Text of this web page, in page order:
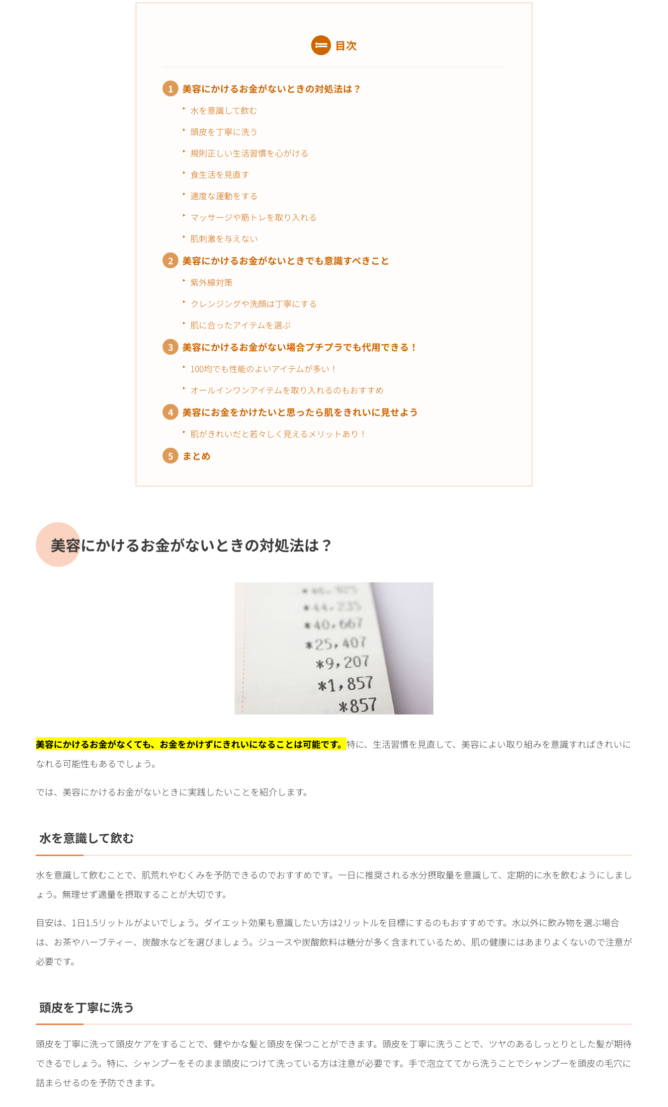
目次
美容にかけるお金がないときの対処法は？
水を意識して飲む
頭皮を丁寧に洗う
規則正しい生活習慣を心がける
食生活を見直す
適度な運動をする
マッサージや筋トレを取り入れる
肌刺激を与えない
美容にかけるお金がないときでも意識すべきこと
紫外線対策
クレンジングや洗顔は丁寧にする
肌に合ったアイテムを選ぶ
美容にかけるお金がない場合プチプラでも代用できる！
100均でも性能のよいアイテムが多い！
オールインワンアイテムを取り入れるのもおすすめ
美容にお金をかけたいと思ったら肌をきれいに見せよう
肌がきれいだと若々しく見えるメリットあり！
まとめ
美容にかけるお金がないときの対処法は？
美容にかけるお金がなくても、お金をかけずにきれいになることは可能です。 特に、生活習慣を見直して、美容によい取り組みを意識すればきれいに
なれる可能性もあるでしょう。
では、美容にかけるお金がないときに実践したいことを紹介します。
水を意識して飲む
水を意識して飲むことで、肌荒れやむくみを予防できるのでおすすめです。一日に推奨される水分摂取量を意識して、定期的に水を飲むようにしまし
ょう。無理せず適量を摂取することが大切です。
目安は、1日1.5リットルがよいでしょう。ダイエット効果も意識したい方は2リットルを目標にするのもおすすめです。水以外に飲み物を選ぶ場合
は、お茶やハーブティー、炭酸水などを選びましょう。ジュースや炭酸飲料は糖分が多く含まれているため、肌の健康にはあまりよくないので注意が
必要です。
頭皮を丁寧に洗う
頭皮を丁寧に洗って頭皮ケアをすることで、健やかな髪と頭皮を保つことができます。頭皮を丁寧に洗うことで、ツヤのあるしっとりとした髪が期待
できるでしょう。特に、シャンプーをそのまま頭皮につけて洗っている方は注意が必要です。手で泡立ててから洗うことでシャンプーを頭皮の毛穴に
詰まらせるのを予防できます。